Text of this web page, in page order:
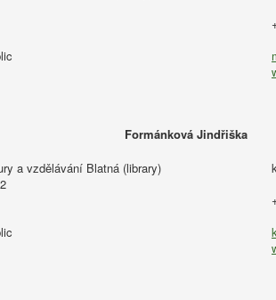
Formánková Jindřiška
a vzdělávání Blatná (library)